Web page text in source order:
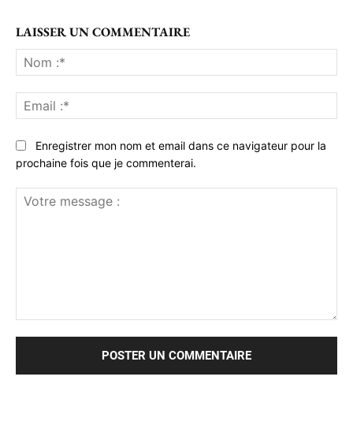
LAISSER UN COMMENTAIRE
:*
:*
Enregistrer mon nom et email dans ce navigateur pour la
prochaine fois que je commenterai.